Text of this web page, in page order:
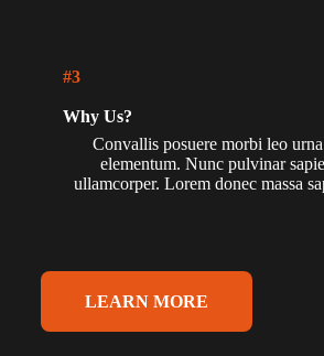
#3
Why Us?
Convallis posuere morbi leo
elementum. Nunc pulvinar
ullamcorper. Lorem donec massa
LEARN MORE